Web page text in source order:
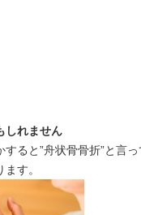
しれません
すると”舟状骨骨折”と言っ
す。